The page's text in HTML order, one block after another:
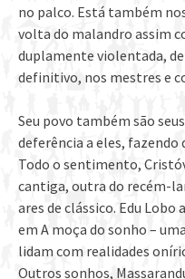
no palco. Está também
volta do malandro assim
duplamente violentada, de
definitivo, nos mestres e
Seu povo também são
deferência a eles, fazendo
Todo o sentimento,
cantiga, outra do recém-
ares de clássico. Edu Lobo
em A moça do sonho –
lidam com realidades
Outros sonhos,